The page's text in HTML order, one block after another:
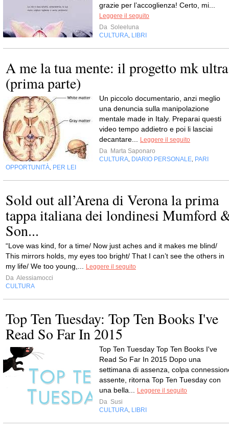
grazie per l’accoglienza! Certo, mi...
Leggere il seguito
Da Soleeluna
CULTURA LIBRI
A me la tua mente: il progetto mk ultra
(prima parte)
Un piccolo documentario, anzi meglio
una denuncia sulla manipolazione
mentale made in Italy. Preparai questi
video tempo addietro e poi li lasciai
decantare...
Leggere il seguito
Da Marta Saponaro
CULTURA DIARIO PERSONALE PARI
OPPORTUNITÀ PER LEI
Sold out all’Arena di Verona la prima
tappa italiana dei londinesi Mumford
Son...
“Love was kind, for a time/ Now just aches and it makes me blind/
This mirrors holds, my eyes too bright/ That I can’t see the others in
my life/ We too young,...
Leggere il seguito
Da Alessiamocci
CULTURA
Top Ten Tuesday: Top Ten Books I've
Read So Far In 2015
Top Ten Tuesday Top Ten Books I've
Read So Far In 2015 Dopo una
settimana di assenza, colpa
assente, ritorna Top Ten Tuesday con
una bella...
Leggere il seguito
Da Susi
CULTURA LIBRI